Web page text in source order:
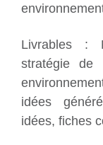
Livrables :
stratégie de
idées
idées, fiches